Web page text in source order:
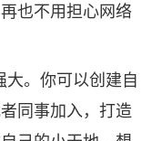
也不用担心网络
。你可以创建自
同事加入，打造